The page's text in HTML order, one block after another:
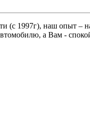
(с 1997г), наш опыт –
а Вам -